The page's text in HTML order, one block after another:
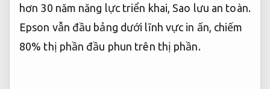
hơn 30 năm năng lực triển khai, Sao lưu an toàn.
Epson vẫn đầu bảng dưới lĩnh vực in ấn, chiếm
80% thị phần đầu phun trên thị phần.